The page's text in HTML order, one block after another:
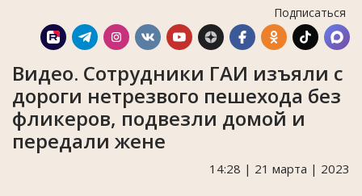
Подписаться
Видео. Сотрудники ГАИ изъяли с
дороги нетрезвого пешехода без
фликеров, подвезли домой и
передали жене
14:28 | 21 марта | 2023